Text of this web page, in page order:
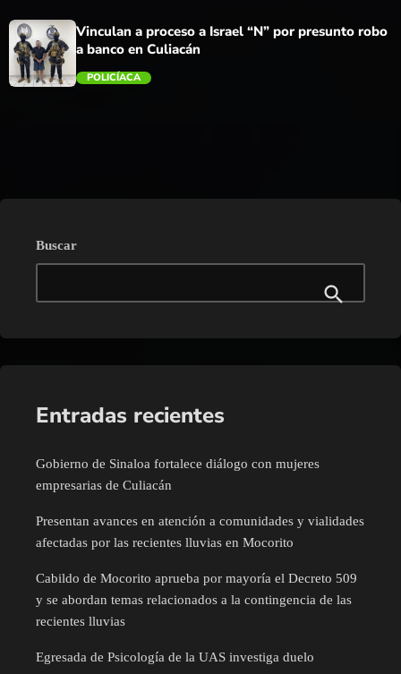
Vinculan a proceso a Israel “N” por presunto robo
a banco en Culiacán
POLICÍACA
Buscar
Entradas recientes
Gobierno de Sinaloa fortalece diálogo con mujeres
empresarias de Culiacán
Presentan avances en atención a comunidades y vialidades
afectadas por las recientes lluvias en Mocorito
Cabildo de Mocorito aprueba por mayoría el Decreto 509
y se abordan temas relacionados a la contingencia de las
recientes lluvias
Egresada de Psicología de la UAS investiga duelo